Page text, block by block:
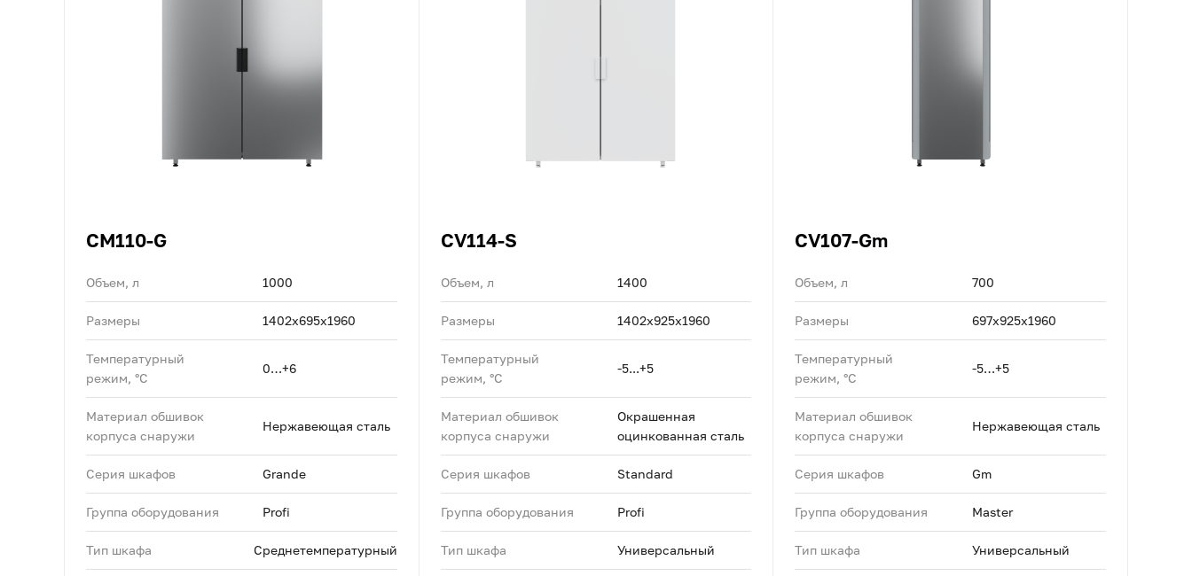
CM110-G
Объем, л 1000
Размеры 1402х695х1960
Температурный
режим, °C
0…+6
Материал обшивок
корпуса снаружи
Нержавеющая сталь
Серия шкафов Grande
Группа оборудования Profi
Тип шкафа Среднетемпературный
CV114-S
Объем, л 1400
Размеры 1402х925х1960
Температурный
режим, °C
-5...+5
Материал обшивок
корпуса снаружи
Окрашенная
оцинкованная сталь
Серия шкафов Standard
Группа оборудования Profi
Тип шкафа Универсальный
CV107-Gm
Объем, л 700
Размеры 697х925х1960
Температурный
режим, °C
-5…+5
Материал обшивок
корпуса снаружи
Нержавеющая сталь
Серия шкафов Gm
Группа оборудования Master
Тип шкафа Универсальный